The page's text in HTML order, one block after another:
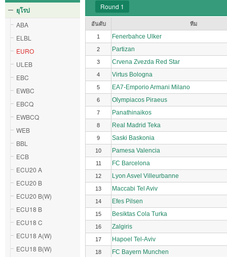
ยุโรป
ABA
ELBL
EURO
ULEB
EBC
EWBC
EBCQ
EWBCQ
WEB
BBL
ECB
ECU20 A
ECU20 B
ECU20 B(W)
ECU18 B
ECU18 C
ECU18 A(W)
ECU18 B(W)
Round 1
อันดับ ทีม
1 Fenerbahce Ulker
2 Partizan
3 Crvena Zvezda Red Star
4 Virtus Bologna
5 EA7-Emporio Armani Milano
6 Olympiacos Piraeus
7 Panathinaikos
8 Real Madrid Teka
9 Saski Baskonia
10 Pamesa Valencia
11 FC Barcelona
12 Lyon Asvel Villeurbanne
13 Maccabi Tel Aviv
14 Efes Pilsen
15 Besiktas Cola Turka
16 Zalgiris
17 Hapoel Tel-Aviv
18 FC Bayern Munchen